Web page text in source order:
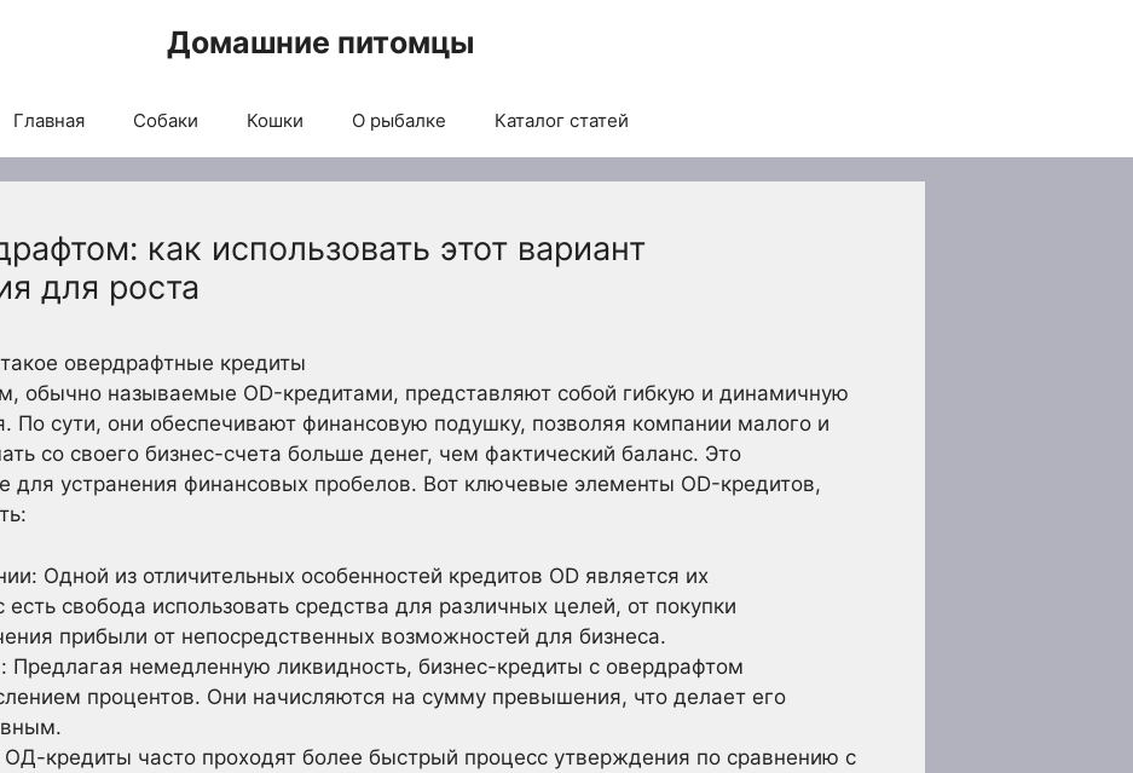
Домашние питомцы
Главная Собаки Кошки О рыбалке Каталог статей
как использовать этот вариант
для роста
овердрафтные кредиты
обычно называемые OD-кредитами, представляют собой гибкую и динамичную
По сути, они обеспечивают финансовую подушку, позволяя компании малого и
со своего бизнес-счета больше денег, чем фактический баланс. Это
для устранения финансовых пробелов. Вот ключевые элементы OD-кредитов,
Одной из отличительных особенностей кредитов OD является их
есть свобода использовать средства для различных целей, от покупки
прибыли от непосредственных возможностей для бизнеса.
Предлагая немедленную ликвидность, бизнес-кредиты с овердрафтом
процентов. Они начисляются на сумму превышения, что делает его
кредиты часто проходят более быстрый процесс утверждения по сравнению с